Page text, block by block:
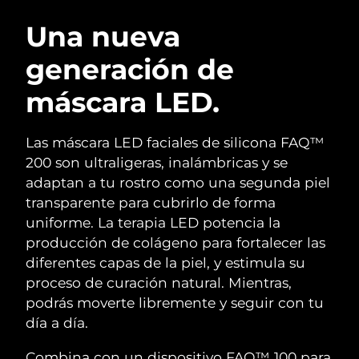
Una nueva
generación de
máscara LED.
Las máscara LED faciales de silicona FAQ™
200 son ultraligeras, inalámbricas y se
adaptan a tu rostro como una segunda piel
transparente para cubrirlo de forma
uniforme. La terapia LED potencia la
producción de colágeno para fortalecer las
diferentes capas de la piel, y estimula su
proceso de curación natural. Mientras,
podrás moverte libremente y seguir con tu
día a día.
Limpieza facial
Anti-aging massage
LUNA™ 4 Plus
Massage, LED heating
LUNA™ 4 Men
For men, anti-aging massage
Lifting facial
Microcurrent toning
BEAR™ 2 go
Microcurrent toning on-the-go
BEAR™ 2 eyes & lips
Microcurrent line smoothing device
Hidratación
UFO™ 3 pack
Deep facial hydration
UFO™ 3 LED
Near-infrared and red light therapy
Cuidado bucal
issa™ 4
Hybrid silicone sonic toothbrush
issa™ 4 plus
TRATAMIENTO ANTIEDAD FAQ™
Antiedad
NEW
Austria
Baréin Entrega prevista
Bélgica Entrega prevista
Bermudas Entrega prevista14/08/26
Bosnia y Herzegovina Entrega prevista11/08/26
Brunéi
Bulgaria Entrega prevista8/08/26
Canadá Entrega prevista12/08/26
Chile